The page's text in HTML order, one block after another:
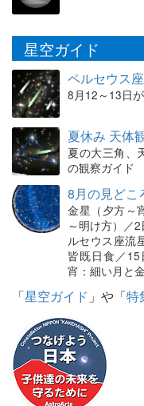
星空ガイド
ペルセウス
8月12～13日
夏休み 天体
夏の大三角、
の観察ガイド
8月の見どこ
金星（夕方～
～明け方）／
ルセウス座流
皆既日食／
宵：細い月と
「星空ガイド 」や「特